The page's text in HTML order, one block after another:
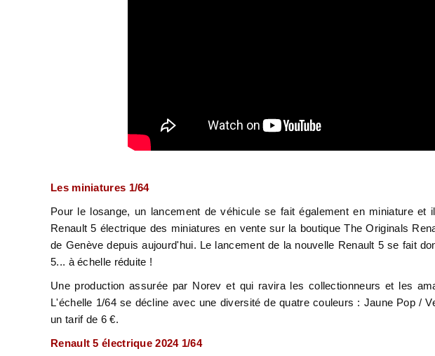
Les miniatures 1/64
Pour le losange, un lancement de véhicule se fait également en miniature et
Renault 5 électrique des miniatures en vente sur la boutique The Originals
de Genève depuis aujourd'hui. Le lancement de la nouvelle Renault 5 se fait
5... à échelle réduite !
Une production assurée par Norev et qui ravira les collectionneurs et les
L'échelle 1/64 se décline avec une diversité de quatre couleurs : Jaune Pop /
un tarif de 6 €.
Renault 5 électrique 2024 1/64